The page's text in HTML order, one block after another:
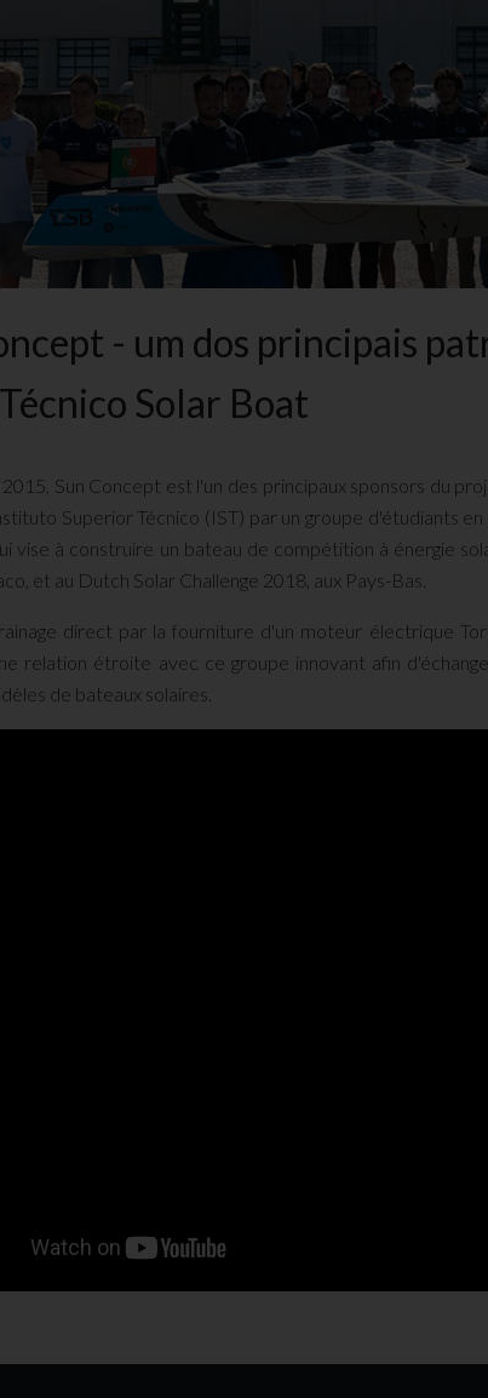
- um dos principais
Solar Boat
Sun Concept est l'un des principaux sponsors du
Superior Técnico (IST) par un groupe d'étudiants
vise à construire un bateau de compétition à énergie
et au Dutch Solar Challenge 2018, aux Pays-Bas.
direct par la fourniture d'un moteur électrique
relation étroite avec ce groupe innovant afin
de bateaux solaires.